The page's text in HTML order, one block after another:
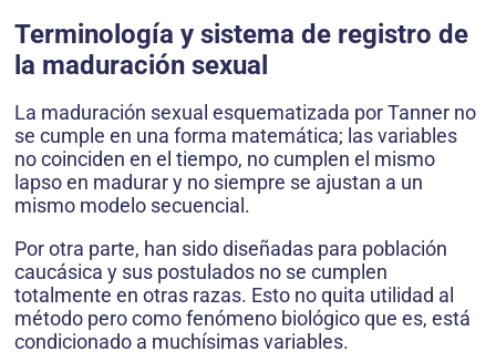
Terminología y sistema de registro de
la maduración sexual
La maduración sexual esquematizada por Tanner no
se cumple en una forma matemática; las variables
no coinciden en el tiempo, no cumplen el mismo
lapso en madurar y no siempre se ajustan a un
mismo modelo secuencial.
Por otra parte, han sido diseñadas para población
caucásica y sus postulados no se cumplen
totalmente en otras razas. Esto no quita utilidad al
método pero como fenómeno biológico que es, está
condicionado a muchísimas variables.